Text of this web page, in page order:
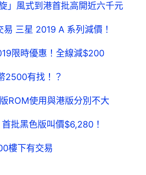
」風式到港首批高開近六千元
三星 2019 A 系列減價！
限時優惠！全線減$200
2500有找！？
ROM使用與港版分別不大
批黑色版叫價$6,280！
樓下有交易